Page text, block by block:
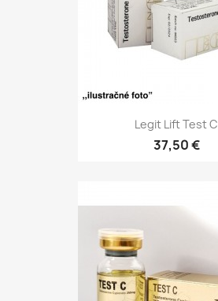
Legit Lift Test C
37,50 €